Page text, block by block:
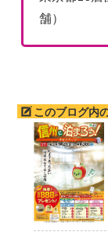
舗）
このブログ内